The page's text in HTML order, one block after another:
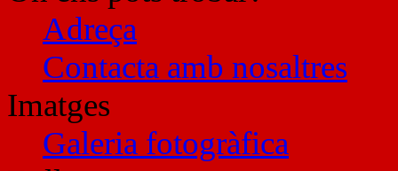
Adreça
Contacta amb nosaltres
Imatges
Galeria fotogràfica